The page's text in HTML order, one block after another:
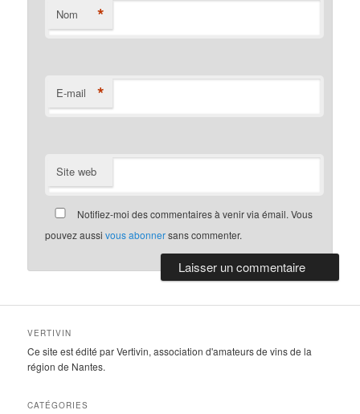
Nom *
E-mail *
Site web
Notifiez-moi des commentaires à venir via émail. Vous
pouvez aussivous abonnersans commenter.
VERTIVIN
Ce site est édité par Vertivin, association d'amateurs de vins de la
région de Nantes.
CATÉGORIES